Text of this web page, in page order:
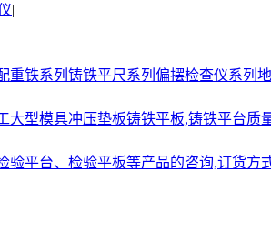
|
重铁系列 铸铁平尺系列 偏摆检查仪系列
大型模具冲压垫板铸铁平板,铸铁平台质
验平台、检验平板等产品的咨询,订货方